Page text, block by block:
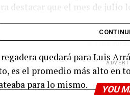
destacar que el mes de
quedará para Luis
es el promedio más alto en
para lo mismo.
YOU